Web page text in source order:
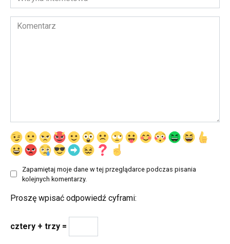
internetowa
Komentarz
Zapamiętaj moje dane w tej przeglądarce podczas pisania
kolejnych komentarzy.
Proszę wpisać odpowiedź cyframi:
cztery + trzy =